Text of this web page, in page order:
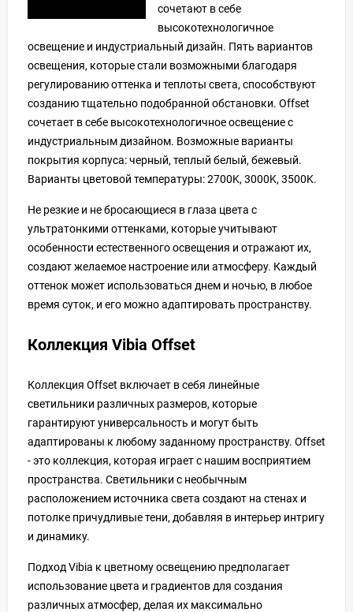
сочетают в себе
высокотехнологичное
освещение и индустриальный дизайн. Пять вариантов
освещения, которые стали возможными благодаря
регулированию оттенка и теплоты света, способствуют
созданию тщательно подобранной обстановки. Offset
сочетает в себе высокотехнологичное освещение с
индустриальным дизайном. Возможные варианты
покрытия корпуса: черный, теплый белый, бежевый.
Варианты цветовой температуры: 2700K, 3000K, 3500K.
Не резкие и не бросающиеся в глаза цвета с
ультратонкими оттенками, которые учитывают
особенности естественного освещения и отражают их,
создают желаемое настроение или атмосферу. Каждый
оттенок может использоваться днем и ночью, в любое
время суток, и его можно адаптировать пространству.
Коллекция Vibia Offset
Коллекция Offset включает в себя линейные
светильники различных размеров, которые
гарантируют универсальность и могут быть
адаптированы к любому заданному пространству. Offset
- это коллекция, которая играет с нашим восприятием
пространства. Светильники с необычным
расположением источника света создают на стенах и
потолке причудливые тени, добавляя в интерьер интригу
и динамику.
Подход Vibia к цветному освещению предполагает
использование цвета и градиентов для создания
различных атмосфер, делая их максимально